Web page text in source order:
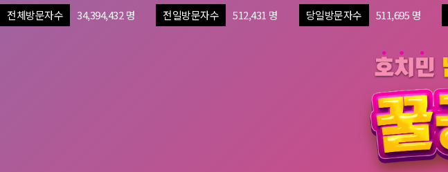
전체방문자수 34,394,432 명 전일방문자수 512,431 명 당일방문자수 511,695 명